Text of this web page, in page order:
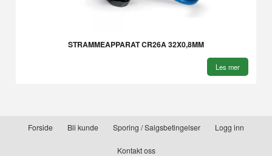
STRAMMEAPPARAT CR26A 32X0,8MM
Les mer
Forside Bli kunde Sporing / Salgsbetingelser Logg inn
Kontakt oss